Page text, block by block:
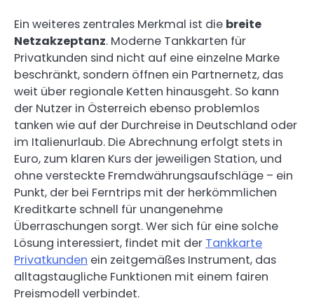
Ein weiteres zentrales Merkmal ist die breite
Netzakzeptanz. Moderne Tankkarten für
Privatkunden sind nicht auf eine einzelne Marke
beschränkt, sondern öffnen ein Partnernetz, das
weit über regionale Ketten hinausgeht. So kann
der Nutzer in Österreich ebenso problemlos
tanken wie auf der Durchreise in Deutschland oder
im Italienurlaub. Die Abrechnung erfolgt stets in
Euro, zum klaren Kurs der jeweiligen Station, und
ohne versteckte Fremdwährungsaufschläge – ein
Punkt, der bei Ferntrips mit der herkömmlichen
Kreditkarte schnell für unangenehme
Überraschungen sorgt. Wer sich für eine solche
Lösung interessiert, findet mit der Tankkarte
Privatkunden ein zeitgemäßes Instrument, das
alltagstaugliche Funktionen mit einem fairen
Preismodell verbindet.